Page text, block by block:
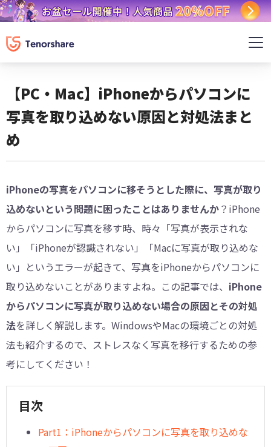
【PC・Mac】iPhoneからパソコンに
写真を取り込めない原因と対処法まと
め
iPhoneの写真をパソコンに移そうとした際に、写真が取り
込めないという問題に困ったことはありませんか？iPhone
からパソコンに写真を移す時、時々「写真が表示されな
い」「iPhoneが認識されない」「Macに写真が取り込めな
い」というエラーが起きて、写真をiPhoneからパソコンに
取り込めないことがありますよね。この記事では、 iPhone
からパソコンに写真が取り込めない場合の原因とその対処
法を詳しく解説します。WindowsやMacの環境ごとの対処
法も紹介するので、ストレスなく写真を移行するための参
考にしてください！
目次
Part1：iPhoneからパソコンに写真を取り込めな